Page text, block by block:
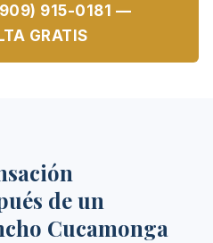
915-0181 —
GRATIS
de un
Cucamonga